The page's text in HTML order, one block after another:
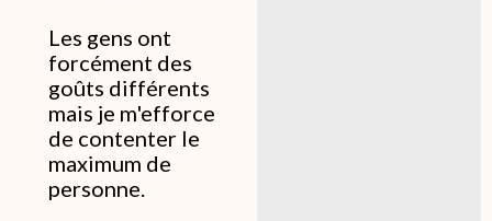
Les gens ont
forcément des
goûts différents
mais je m'efforce
de contenter le
maximum de
personne.